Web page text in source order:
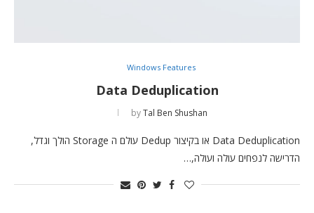
Windows Features
Data Deduplication
byTal Ben Shushan
Data Deduplication או בקיצור Dedup עולם ה Storage הולך וגדל,
הדרישה לנפחים עולה ועולה,…